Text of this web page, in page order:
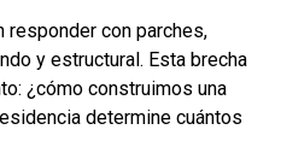
con parches,
y estructural. Esta brecha
¿cómo construimos una
determine cuántos